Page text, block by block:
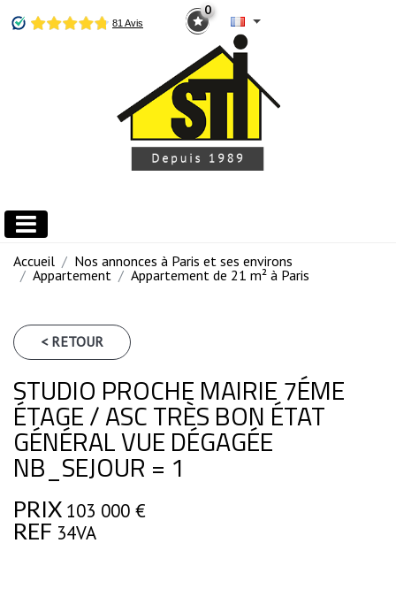
0
Accueil
Nos annonces à Paris et ses environs
Appartement
Appartement de 21 m² à Paris
< RETOUR
STUDIO PROCHE MAIRIE 7ÉME
ÉTAGE / ASC TRÈS BON ÉTAT
GÉNÉRAL VUE DÉGAGÉE
NB_SEJOUR = 1
PRIX 103 000 €
REF 34VA